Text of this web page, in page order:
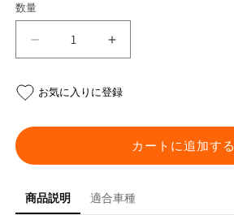
数量
TL1000R
ッ
ュ
レ
キ
TL1000R
ッ
ュ
レ
キ
お気に入りに登録
カートに追加する
商品説明 適合車種